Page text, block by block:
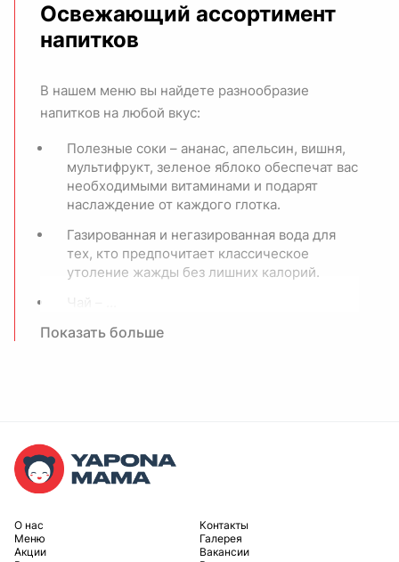
Освежающий ассортимент
напитков
В нашем меню вы найдете разнообразие
напитков на любой вкус:
Полезные соки – ананас, апельсин, вишня,
мультифрукт, зеленое яблоко обеспечат вас
необходимыми витаминами и подарят
наслаждение от каждого глотка.
Газированная и негазированная вода для
тех, кто предпочитает классическое
утоление жажды без лишних калорий.
Показать больше
O нас
Меню
Акции
Контакты
Галерея
Вакансии